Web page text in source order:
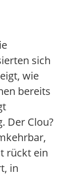
sich
wie
bereits
Der Clou?
rückt ein
in